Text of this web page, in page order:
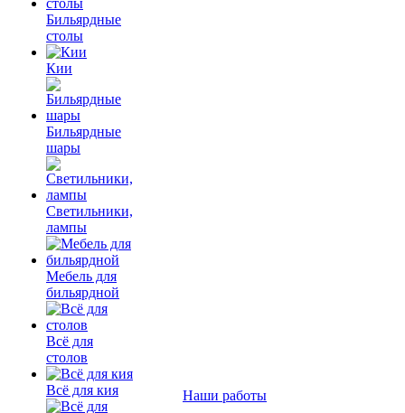
Бильярдные
столы
Кии
Бильярдные
шары
Светильники,
лампы
Мебель для
бильярдной
Всё для
столов
Всё для кия
Наши работы